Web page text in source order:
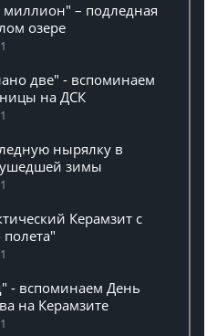
– подледная
озере
две" - вспоминаем
на ДСК
нырялку в
зимы
Керамзит с
- вспоминаем День
на Керамзите